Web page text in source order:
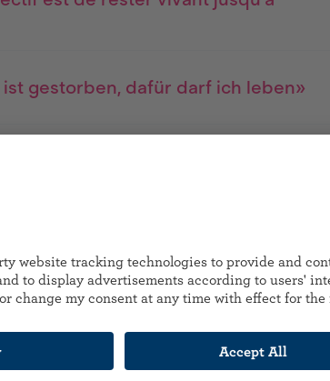
gestorben, dafür darf ich leben»
- tranter passiun, pazienza e
Deutsch)
News: Wie eine Organspende
deshalb musste ich überleben»